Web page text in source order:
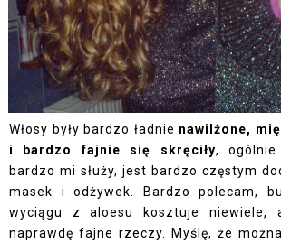
Włosy były bardzo ładnie nawilżone,
i bardzo fajnie się skręciły,
bardzo mi służy, jest bardzo częstym
masek i odżywek. Bardzo polecam,
wyciągu z aloesu kosztuje niewiele,
naprawdę fajne rzeczy. Myślę, że